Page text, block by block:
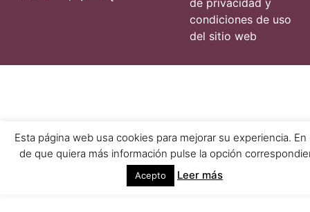
de privacidad y
condiciones de uso
del sitio web
Esta página web usa cookies para mejorar su experiencia. En
de que quiera más información pulse la opción
Acepto Leer más